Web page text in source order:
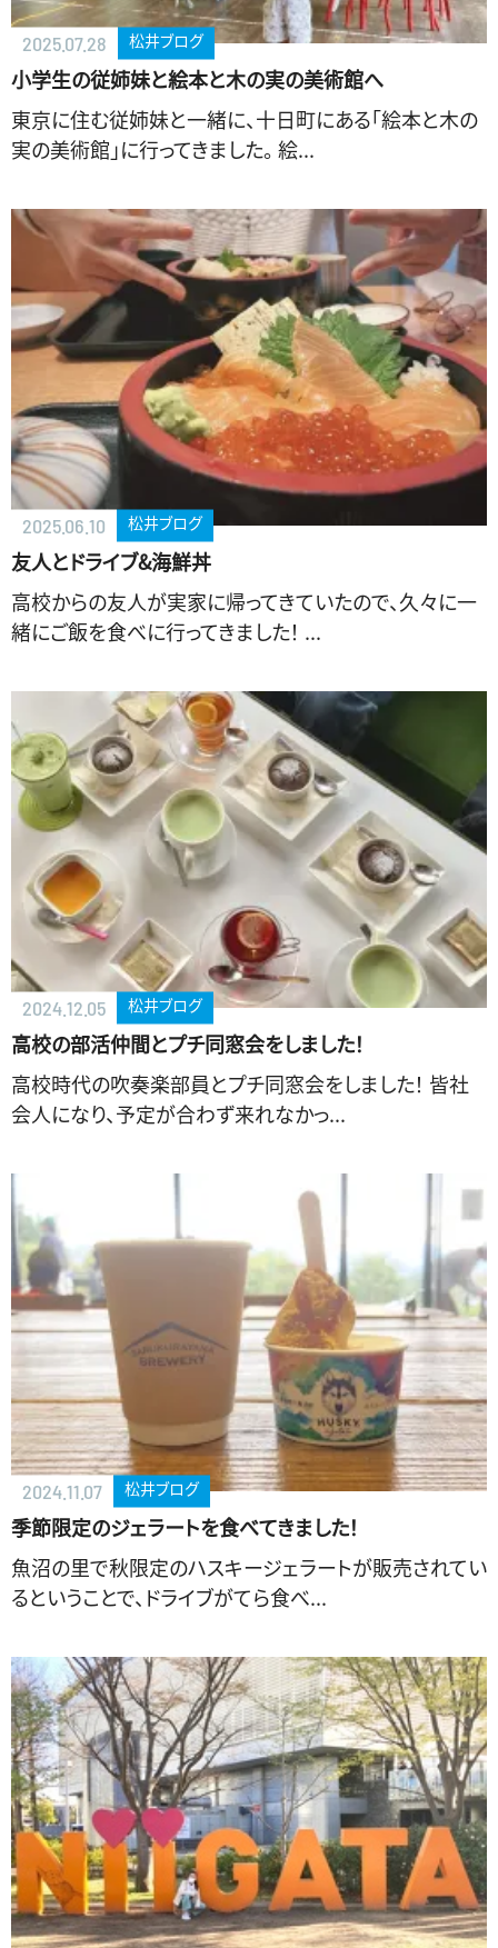
2025.07.28 松井ブログ
小学生の従姉妹と絵本と木の実の美術館へ
東京に住む従姉妹と一緒に、十日町にある「絵本と木の
実の美術館」に行ってきました。 絵...
2025.06.10 松井ブログ
友人とドライブ&海鮮丼
高校からの友人が実家に帰ってきていたので、久々に一
緒にご飯を食べに行ってきました！ ...
2024.12.05 松井ブログ
高校の部活仲間とプチ同窓会をしました！
高校時代の吹奏楽部員とプチ同窓会をしました！ 皆社
会人になり、予定が合わず来れなかっ...
2024.11.07 松井ブログ
季節限定のジェラートを食べてきました！
魚沼の里で秋限定のハスキージェラートが販売されてい
るということで、ドライブがてら食べ...